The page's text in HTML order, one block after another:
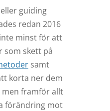
guiding
redan 2016
minst för att
som skett på
samt
korta ner dem
men framför allt
förändring mot